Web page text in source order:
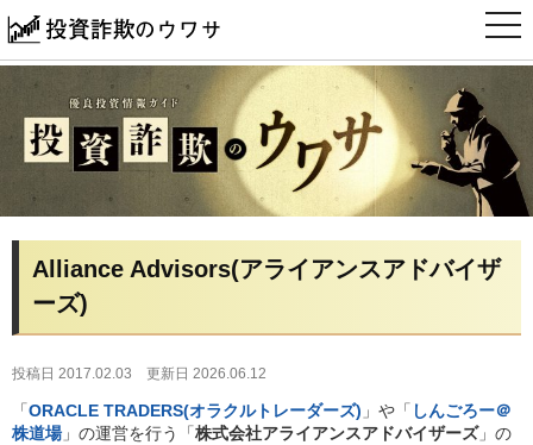
t
o
g
a
i
a
Alliance Advisors(アライアンスアドバイザ
ーズ)
投稿日 2017.02.03 更新日 2026.06.12
「ORACLE TRADERS(オラクルトレーダーズ) 」や「 しんごろー＠
株道場」の運営を行う「株式会社アライアンスアドバイザーズ」の